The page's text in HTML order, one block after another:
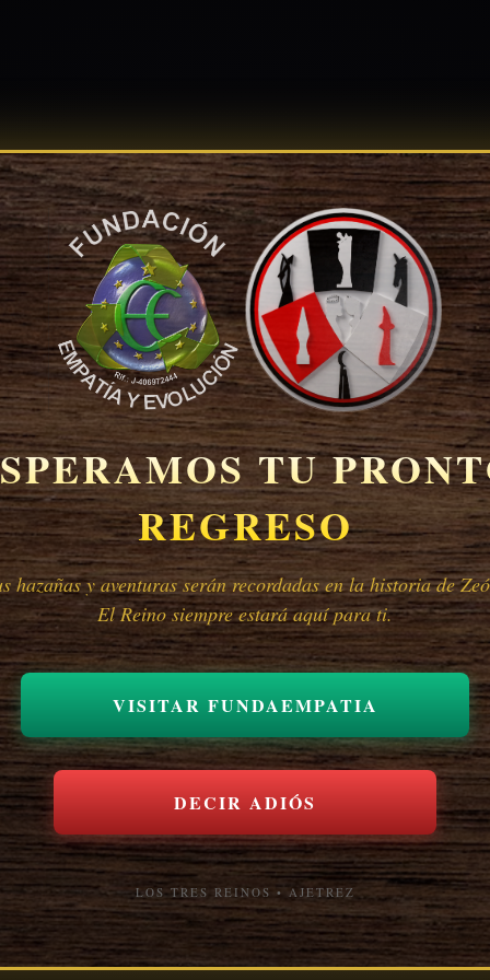
TU
REGRESO
hazañas y aventuras serán recordadas en la historia de
El Reino siempre estará aquí para ti.
VISITAR FUNDAEMPATIA
DECIR ADIÓS
LOS TRES REINOS • AJETREZ